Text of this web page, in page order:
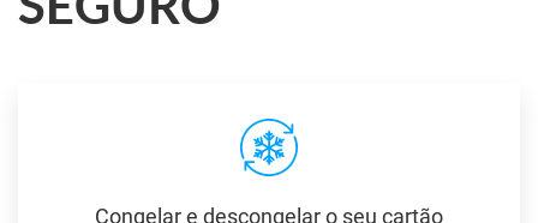
Congelar e descongelar o seu cartão